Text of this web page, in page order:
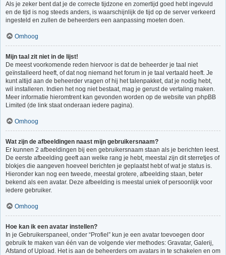
Als je zeker bent dat je de correcte tijdzone en zomertijd goed hebt ingevuld
en de tijd is nog steeds anders, is waarschijnlijk de tijd op de server verkeerd
ingesteld en zullen de beheerders een aanpassing moeten doen.
Omhoog
Mijn taal zit niet in de lijst!
De meest voorkomende reden hiervoor is dat de beheerder je taal niet
geïnstalleerd heeft, of dat nog niemand het forum in je taal vertaald heeft. Je
kunt altijd aan de beheerder vragen of hij het talenpakket, dat je nodig hebt,
wil installeren. Indien het nog niet bestaat, mag je gerust de vertaling maken.
Meer informatie hieromtrent kan gevonden worden op de website van phpBB
Limited (de link staat onderaan iedere pagina).
Omhoog
Wat zijn de afbeeldingen naast mijn gebruikersnaam?
Er kunnen 2 afbeeldingen bij een gebruikersnaam staan als je berichten leest.
De eerste afbeelding geeft aan welke rang je hebt, meestal zijn dit sterretjes of
blokjes die aangeven hoeveel berichten je geplaatst hebt of wat je status is.
Hieronder kan nog een tweede, meestal grotere, afbeelding staan, beter
bekend als een avatar. Deze afbeelding is meestal uniek of persoonlijk voor
iedere gebruiker.
Omhoog
Hoe kan ik een avatar instellen?
In je Gebruikerspaneel, onder “Profiel” kun je een avatar toevoegen door
gebruik te maken van één van de volgende vier methodes: Gravatar, Galerij,
Afstand of Upload. Het is aan de beheerders om avatars in te schakelen en om